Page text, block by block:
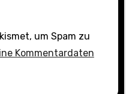
um Spam zu
Kommentardaten